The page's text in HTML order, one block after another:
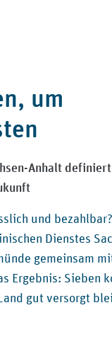
um
Anhalt
und
Dienstes
gemeinsam
Ergebnis: Sieben
gut versorgt